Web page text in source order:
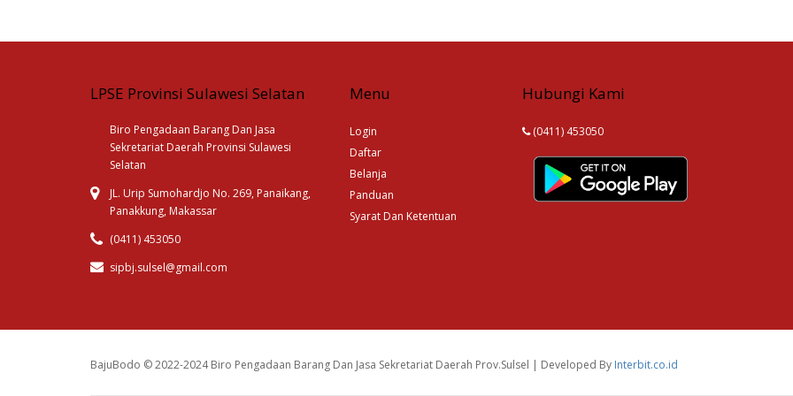
LPSE Provinsi Sulawesi Selatan
Biro Pengadaan Barang Dan Jasa
Sekretariat Daerah Provinsi Sulawesi
Selatan
JL. Urip Sumohardjo No. 269, Panaikang,
Panakkung, Makassar
(0411) 453050
sipbj.sulsel@gmail.com
Menu
Login
Daftar
Belanja
Panduan
Syarat Dan Ketentuan
Hubungi Kami
(0411) 453050
BajuBodo © 2022-2024 Biro Pengadaan Barang Dan Jasa Sekretariat Daerah Prov.Sulsel | Developed By Interbit.co.id